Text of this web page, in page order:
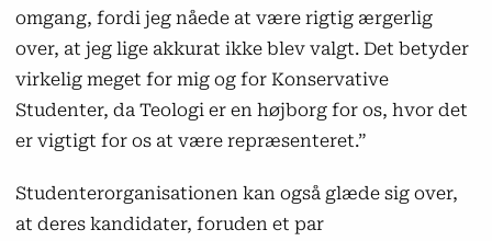
omgang, fordi jeg nåede at være rigtig ærgerlig
over, at jeg lige akkurat ikke blev valgt. Det betyder
virkelig meget for mig og for Konservative
Studenter, da Teologi er en højborg for os, hvor det
er vigtigt for os at være repræsenteret.”
Studenterorganisationen kan også glæde sig over,
at deres kandidater, foruden et par